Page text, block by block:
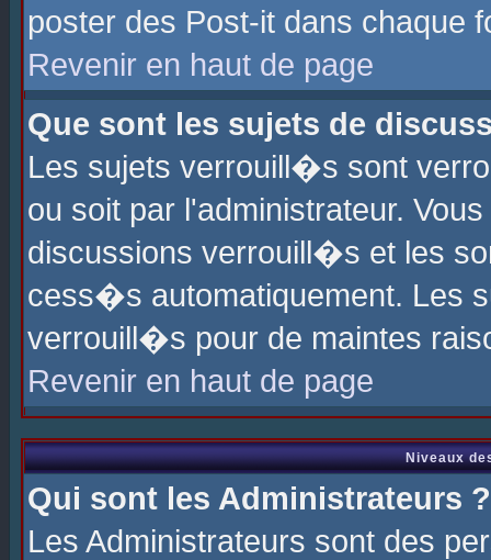
poster des Post-it dans chaque
Revenir en haut de page
Que sont les sujets de
Les sujets verrouill�s sont
ou soit par l'administrateur.
discussions verrouill�s et les
cess�s automatiquement. Les
verrouill�s pour de maintes
Revenir en haut de page
Niveaux
Qui sont les Administrateurs ?
Les Administrateurs sont des